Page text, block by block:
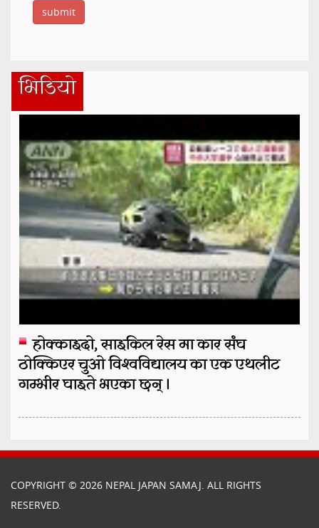
भिडियो
होक्काइदो, साइकिल रेस मा कार संघ
ठोक्किएर चुओ विश्वविद्यालय का एक एथलीट
गम्भीर घाइते भएका छन् ।
COPYRIGHT © 2026 NEPAL JAPAN SAMAJ. ALL RIGHTS
RESERVED.